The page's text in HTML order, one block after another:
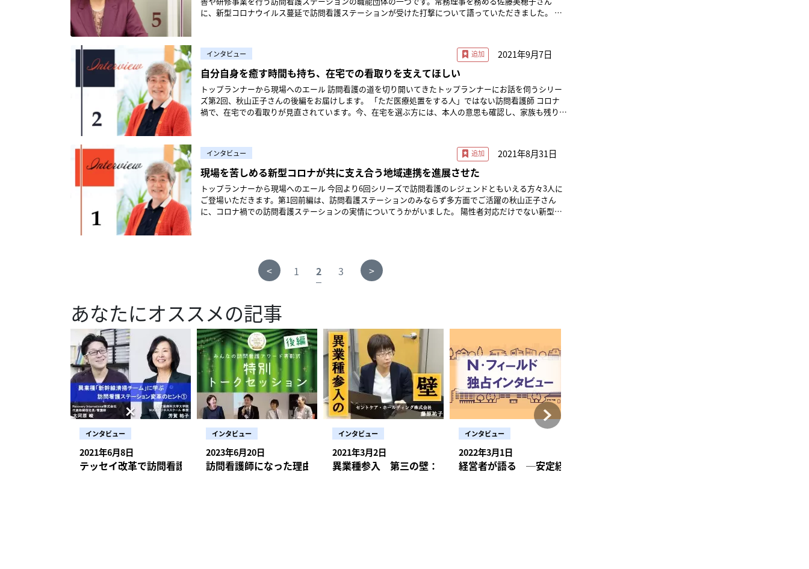
まず、「私も不安なの」と本音をこぼせるような風土づくりも必要かもしれないと思っています。 ―第2
回に続く 記事編集：株式会社メディカ出版
こいくのー？？」窓から子ども3人が顔を覗かせていた。搬送される本人に付きそうパートナーを見ると
に確認を頼んだが、パートナーは外国の方で日本語はあまり得意ではなさそうだ、聞き取りに工夫がい
るため、きっと保健所の電話に的確に答えられておらず、見逃されたのかもしれなかった。この方も入
院できるとよい。しかし両親ともに入院になれば、3人の子どもたちはどうするのだろう？ どうすればよ
いかは保健所に任せるしかなく、次の現場に向かった。 ・［感染case6］犬と暮らす50代男性の方50代
の男性でお一人暮らし。犬を飼っている。すでに酸素がなければ酸素飽和度は80％台と重症ラインにあ
った。点滴やステロイドを使って看護していると、保健所から入院の打診が入る。しかしこの男性は、
飼い犬の世話があるため入院をお断りしていた。翌日改めて訪問すると、明らかに悪化している。保健
の策で「僕が面倒を見るから入院しませんか？」と提案し、無事入院の運びとなった。その日から一人
ぼっちの濃厚接触犬へ、毎日トイレとエサ、水の交換のため訪問した。これでよかったのかわからなか
ったが、人懐こい犬は僕の来訪を毎日喜んでくれた。その様子を見るとやるべきことをやったかな、と
思った。 第6波をいつでも迎えられるよう、連携と準備が必要だ 第5波のなかで、僕はこれら数十人と関
わった。全員、ワクチンを打てていなかった人たちだった。予約をして待っていたり、1回目が終わって
いたりする人たちばかりだった。日本のワクチン接種スピードの加速は諸外国に比べても脅異的で歴史
に残るほどだと思う。しかし残念なことに、デルタ株の驚異的な速さに追いつかれてしまった。これか
に影響を受け、「最も患者さんに近い存在」として医療に関わりたいと思い、看護師になることを決
意。2016年4月にWyL株式会社を創立し、直営で2店舗、関連会社でフランチャイズ4店舗を運営。(2020
年12月現在)「全ての人に“家に帰る”選択肢を」を理念に掲げ、小児、精神、神経難病、困難な社会的な
事編集：YOSCA医療・ヘルスケア
その直後くらいからだろうか。急激に感染者数が増え始め、訪問看護の現場でもCOVID-19の濃厚接触者
となったがん末期の方のお看取りの対応をしたり、沖縄県にあるウィル訪問看護ステーション豊見城で
た北須磨訪問看護リハビリセンターの藤田愛さんをはじめとした訪問看護師や医師らとともに勉強会な
どを開きながら、その経験や知恵を取り込み、またWEBメディアや雑誌などで発信することを進めてい
った。 関西の第4波から少しだけ間をおいて、関東でも第5波が始まると、デルタ株の猛威は強く、医療
機関のひっ迫まであっという間であった。入院できずに「入院待機者」という人々が在宅領域にもあふ
れ出し、保健所をはじめとした行政や医師会や看護協会などの職能団体もその急激な変化に追いつけ
ず、皆が必死にどうにかしようとしていた。 2021年8月、COVID-19第5波はピークを迎え状況は様変わり
ぼ全てを占め、明らかにそれまでの流行とは様相が異なっていた。いくつかケースを振り返る。 ・［感
染case1］ご両親と同居している20代の方職場で感染し、毎日嘔吐してしまい数日脱水で苦しんでいた。
呼吸も苦しく酸素投与も始めた。点滴で補正しなければ命の危険があるため連日でお伺いする。ご両親
の不安もいかほどか、涙されながらの親御さんのお話を伺う。何もできないと思いつめなくても、そば
で見守っているだけできっと本人は安心ですよ、と伝え続けた。 ・［感染case2］30代、妊娠初期の方
僕と同い年くらいの方へ訪問すると、妊婦さんだった。それに気づいて必要以上に緊張を覚えた。呼吸
はまだ平気そうであったが、つわりも重なり食べられず脱水になっていた。ここでも点滴を行う。フェ
った。パートナーの方も動揺が強い。点滴して、療養についてできる限りのことを伝える。「来てくれ
るだけで安心しました…」。ほんとはすぐ入院できればいい、でもそれができない状況だったので、と
にかくこれ以上悪化しないことを祈るだけ祈った。 後編では、「認知症の親御さんと暮らしている50代
お伝えします。 ＊＊ 岩本大希WyL株式会社 代表取締役 / ウィル訪問看護ステーション江戸川 所長 / 看護
師・保健師・在宅看護専門看護師ドラマ『ナースマン』に影響を受け、「最も患者さんに近い存在」と
して医療に関わりたいと思い、看護師になることを決意。2016年4月にWyL株式会社を創立し、直営で2
店舗、関連会社でフランチャイズ4店舗を運営。(2020年12月現在)「全ての人に“家に帰る”選択肢を」を
理念に掲げ、小児、精神、神経難病、困難な社会的な背景があるなど、在宅療養のなかでも受け皿の少な
い利用者を中心に訪問看護事業を展開している。 記事編集：YOSCA医療・ヘルスケア
定期的に見回りに来ますが、人工呼吸器も経管栄養も、実際にベッドサイドでマネジメントしているの
は看護師です。これらの行為は看護師の特定行為研修制度にもつながるのですが、そういう看護師の総
からみえてきたのは、コロナ禍で働く訪問看護師のメンタルヘルスの不安定さが、完全に解消できてい
ないことです。看護師は医療者として最前線に立ち、猛烈な感染力がある未知のウイルスに対峙しなけ
ればなりません。訪問先や、移動中に、万が一にも感染したらどうしようという恐怖心はどれだけのも
のだったでしょう。また、個人防護具が足りなくなることへの不安、本人たちの気分の落ち込み、疲労
感、イライラ、孤立感を募らせた看護師が多かったことが、アンケートからうかがえました。利用者の
命も、自分の家族の安全も守らなくてはならない緊張感に押しつぶされ、休職・退職していった看護師
もいました。家族から「そういう（リスクの多い）仕事は休んだら」と言われ、身近な人から仕事に対
ンケートからみえてきました。たとえば、ふだん控えめなスタッフが「とにかく感染に気を付けてこの
危機を乗り越えよう」と発言したり、ウイルスについてもっと医学的・科学的・客観的に学ぼうという
姿勢がみえたりしていました。なるべく接触時間を短くする分、ICTを活用して利用者の体調管理や健康
相談を行っているステーションもありました。管理者はそういう姿を頼もしく感じ、スタッフに、いっ
そう感謝の気持ちを持ったといいます。 パンデミック下での訪問看護 管理者が行うべきこと 管理者な
らではの悩みもあります。万が一スタッフが濃厚接触者や感染者になってしまうと事業所が回らなくな
染者に対する差別などが起こっている場合、スタッフの精神的な負担を管理者がフォローすることも大
切なことです。濃厚接触者になって10～14日間仕事ができなくなったスタッフが職場復帰したときには
んなフォローも管理者には必要です。 訪問看護サミット2021で多くの仲間と会える日まで 感染症は、い
つかは必ず治まります。来年あたりは、ポストコロナという新たな状況を描かないといけないでしょう。
そして10年後くらいに、また新たなウイルスが出てくるかもしれません。今回、このような世界的なパ
ンデミックをみんなが経験したのですから、これを契機に私たち訪問看護師には地域でどんな役割があ
って、どういうことをすればいいのか、地域とのつながりを強めるためにも、しっかり業務継続計画
（BCP）を作成していただければと思います。 なお、これからも人材確保がままならない状況は増えて
きます。みんなで集まることができない今、ICTを活用するなどして、屋根の下の連携ではなく大空の下
での地域との連携をより強めていく必要があります。管理者層は、苦手意識を克服するためにも、ICTに
強いスタッフの経験を共有し、若いジェネレーションとうまくやっていってほしいですね。 また、日本
訪問看護財団の個人防護具無料提供は現在も続けています（2021年9月28日時点）。感染者対応に限定し
ているわけでもなく、フル装備でなくてもいいですし、ヘルパーさんにも使っていただけます。財団ウ
ェブサイトより申し込みいただけますので、ご利用ください。◎日本訪問看護財団『感染防護具支援プ
ロジェクト』https://www.jvnf.or.jp/covid-19_project2020.html また、11月6日には訪問看護サミット
2021を開催します。テーマは「どんな時も共にある訪問看護をめざして、ポストコロナの最善のシナリ
オを描こう」です。ライブ配信を行いますので、ぜひご参加ください。 ◎訪問看護サミット2021の詳細
はこちら↓https://www.jvnf.or.jp/summit2021/index.html ＊＊ 佐藤美穂子公益財団法人日本訪問看護
に、新型コロナウイルス蔓延で訪問看護ステーションが受けた打撃について語っていただきました。 電
私たち日本訪問看護財団は、情報発信と相談支援、国や関係省庁に要望を届けるための実態把握を、常
日頃から行っています。コロナ禍においては、特に感染予防などに特化した形で数多く発信してきまし
た。 情報発信としては、財団ウェブサイトに、感染症に関する特設ページを設けました。第一報は2020
年3月6日で、平時の感染管理、利用者やスタッフの感染・感染疑い時の対応などを、細かく伝えまし
た。この時の発信は、業務継続計画（BCP）としての側面に近い内容でした。 そのころすでに、外部者
だからとの理由で、看護師の訪問が断られる事例が約15％発生していました。そこで、「訪問看護を利
用する皆様へ」という利用者へのチラシのひな型を作成し、必要に応じて使っていただくようにしまし
関して300件を超える相談がありました。第1波が来たころは、感染対策をどうするかという相談が多か
ったのですが、すぐにマスクやフェイスシールドが手に入らないという相談が増えました。第3波が到来
した2020年末～21年1月ごろは、変異株についての問い合わせが増えました。 管理者のこうした相談に
丁寧に対応する一方で、新型コロナに関する緊急ウェブアンケート調査も4回実施しました。その内容は
整理し、国へ提出しています。コロナ禍での混乱や管理者の不安が少しでも軽減されるよう、私たちも
常に情報を発信しつづけ、かかり増し経費に対する交付金や、職員への慰労金についてもお知らせしま
した。 感染防護具や優先接種を国へ直接要望 財団が行った活動のなかで特に重要だったのは、先のアン
すぐに、日本看護協会と全国訪問看護事業協会との連携で、田村厚生労働大臣に直接訴えました。そし
て、その月末には優先接種リストに訪問看護師を入れていただきました。 感染を防ぐために必須の個人
所などが1週間使える程度の個人防護具のセット）を確保し、全国に無償で配送できるようにしました。
これは現在でも続けているプロジェクトで、ぜひご利用いただきたいと思っています。 一時的な経営危
機も 秋以降は利用者増へ コロナ禍では訪問看護ステーションも利用控えなどがあり、2020年4～6月は
前年度に比べて1割程度収益が減少しているステーションが6割近くありました。ところが9月の段階では
経営危機を乗り越えプラスに転じるステーションも多くなりました。 これには二つの理由があると思い
ます。訪問看護ステーションは医療従事者が対応しているので、安心して利用できることを広く利用者に
理解していただけたことが一つ。もう一つは、病院に入院していると面会制限で家族とも自由に会えな
いため、それなら家に帰って療養したいという人が増えたことです。 利用者が増えれば経営的には安定
しますが、感染防護具の支出が増えて大変だという訴えもありました。医療保険では特別管理加算で算
定できますが、介護保険では算定できません。そのため、2020年の第二次補正予算で、新型コロナウイ
ルス感染症対策費としてかかり増し経費補助金が計上されました。介護保険事業者は、感染対策や人材
確保によけいにかかった費用に対して、助成を受けることができるようになりました。2021年度は「サ
ービス提供体制確保事業補助金」で、同様の助成金が受けられます。 このように財団は、訪問看護ステ
ーションの生の声を国に届け、改善を訴えてきました。しかし新型コロナウイルス感染拡大は、平時の
事業運営を根本から揺るがすものでした。それは、財団が4回にわたって行ったアンケート調査から明ら
インタビュー 2021年9月7日
自分自身を癒す時間も持ち、在宅での看取りを支えてほしい
トップランナーから現場へのエール 訪問看護の道を切り開いてきたトップランナーにお話を伺うシリー
ズ第2回、秋山正子さんの後編をお届けします。 「ただ医療処置をする人」ではない訪問看護師 コロナ
禍で、在宅での看取りが見直されています。今、在宅を選ぶ方には、本人の意思も確認し、家族も残り少
当は病院の方が安心という方が多く見られました。そうした方を担当する訪問看護師は、まず気持ちを
解きほぐし、最期の日々をともに過ごしていく関係を築く必要があります。 特にがん末期の方には細や
かな配慮が求められます。がんの最期は、元気そうに見えても急カーブで病状が悪化していきます。「治
療はできなくてもまだ半年くらい余裕はあるだろう。」本人や家族がそう考えていても、実際には月単
位、週単位の状態ということもあります。この先の病状の加速をどのように理解し、受け止めているの
か。訪問看護師は丁寧に聞き取り、時には修正していくことが大切になります。 病気が見つかったと
き。治療が始まったとき。医師から受けた要所要所での説明を、その方がどう受け止めてきたかを確かめ
の反応、受け止め方に応じ、丁寧な対話の中でなされていくものなのです。 その対話の中では、本人や
家族に対し、訪問看護師として最期まで支えていく意思表明をすることも必要です。それがきちんとで
きていないと、人生最期の難しい時間をとも共に過ごし、支え切ることはできません。看取りを支える
りを振り返り、意義を再確認する このコロナ禍はいつまで続くか、まだ先が見通せません。訪問看護の
現場は、これからも緊張が続くでしょう。少しでもリラックスできる時間を持てればよいのですが、現
状ではなかなかそれもかないません。そんな中、一つの支えになるのが『振り返り』の時間です。気に
なった事例をチームで振り返って話し合い、行ったケアの意義や価値を再確認するのです。 私たちが新
宿区で運営する医療や介護、生活についてのよろず相談所、「暮らしの保健室」では、月1回、看取りを
振り返る勉強会を開催しています。先日は、人工呼吸器を付けて在宅復帰した、脳腫瘍末期の30代の方
の看取りを取り上げました。自宅で過ごせたのはわずか11日という方でした。 残された日がわずかであ
ることを承知してケアにあたった訪問看護師ですが、振り返ると、もっとこうすれば良かったと、さまざ
まな思いがあふれます。その一方で、本人のすぐ傍らに母親と妹がいて、看護師に足をさすられながら、
母親が「○○ちゃん」と娘さんに話しかけていた様子など、在宅ならではのよさも思い起こします。やが
て、担当した看護師からは、「あの方は最期までよく頑張ってくれたと思う」という言葉があふれまし
た。 自分自身では、提供したケアも看取った過程もきちんと受け止めていたつもりだった。でも、それ
て、グリーフケアが進んだことを実感できたのだと思います。 こうした振り返りは、共有したチームみ
なにとってのグリーフケアにもなります。このときも、「いろいろなことがあるけれど、もう少し頑張っ
インタビュー 2021年8月31日
現場を苦しめる新型コロナが共に支え合う地域連携を進展させた
トップランナーから現場へのエール 今回より6回シリーズで訪問看護のレジェンドともいえる方々3人に
ご登場いただきます。第1回前編は、訪問看護ステーションのみならず多方面でご活躍の秋山正子さん
に、コロナ禍での訪問看護ステーションの実情についてうかがいました。 陽性者対応だけでない新型コ
6人のステーションが中心です。もし職員に感染者や濃厚接触者が一人でも出れば、たちまち訪問が滞り
ます。小規模ステーションであれば、運営自体に大きな影響が出ます。そうなれば利用者にも迷惑をかけ
の発熱への対応も悩ましい問題です。私が統括所長を務める白十字訪問看護ステーションでも、この
春、職員の子どもが通う保育園でクラスターが発生し、職員が出勤できなくなりました。休むことにな
った職員の訪問を、誰がどうカバーするかなどの対応が必要になりましたが、慌ててもしかたがありま
せん。そういうときは淡々と対処していくしかないですね。 職員のやりくりに苦心する一方で、感染の
影響による新規の依頼もあります。クラスターが発生してデイサービスが休業したから、臨時で訪問看
護を利用したい。入院した病院の面会制限が厳しいので在宅で看取りたいから訪問看護に来てほしい。
そんな依頼です。 陽性者にどう対応するかだけでなく、その周辺も含めたさまざまな影響が今、訪問看
護に出ていると思います。 この難局を地域で連携して乗り越える とはいえ、悪いことばかりではありま
せん。新型コロナへの対応を通して、地域でさまざまな連携や新しい取組が生まれてきています。 例え
ば、白十字訪問看護ステーションのある東京都新宿区は、一時期、夜の町での感染拡大がセンセーショ
ナルに取り上げられました。これに対応するため、新宿区医師会が動きました。区内の複数の大病院が
重症者対応に注力できるよう、開業医の先生方が発熱外来を運用したり、訪問でPCR検査をしたり、後方
支援に取り組んだのです。たとえ陽性者数が増加しても、重症者や死者を増やさない。今ではそんな意
識がかなり徹底されています。 訪問看護も、事業所同士の連携が進んでいます。感染拡大初期、病院に
比べて在宅では、防護服などの感染予防の医療用品が手に入りにくい時期がありました。そこで、連絡
会として行政に訴えるなど解決に動いたことをきっかけに、連絡会による横の連携が活発になりまし
< 1 2 3 >
あなたにオススメの記事
インタビュー
2021年6月8日
テッセイ改革で訪問看護に化学反応を引き起こす
インタビュー
2023年6月20日
訪問看護師になった理由＆訪問看護の魅力【特別トークセッション 後編】
インタビュー
2021年3月2日
異業種参入 第三の壁：お客様獲得
インタビュー
2022年3月1日
経営者が語る ─安定経営のワケ─